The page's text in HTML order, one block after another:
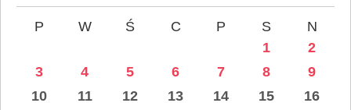
P W Ś C P S
N
1
2
3
4 5 6 7 8
9
10
11 12 13 14 15
16